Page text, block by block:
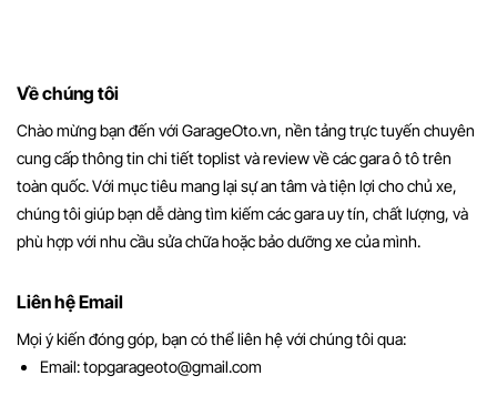
Về chúng tôi
Chào mừng bạn đến với GarageOto.vn, nền tảng trực tuyến chuyên
cung cấp thông tin chi tiết toplist và review về các gara ô tô trên
toàn quốc. Với mục tiêu mang lại sự an tâm và tiện lợi cho chủ xe,
chúng tôi giúp bạn dễ dàng tìm kiếm các gara uy tín, chất lượng, và
phù hợp với nhu cầu sửa chữa hoặc bảo dưỡng xe của mình.
Liên hệ Email
Mọi ý kiến đóng góp, bạn có thể liên hệ với chúng tôi qua:
Email:topgarageoto@gmail.com